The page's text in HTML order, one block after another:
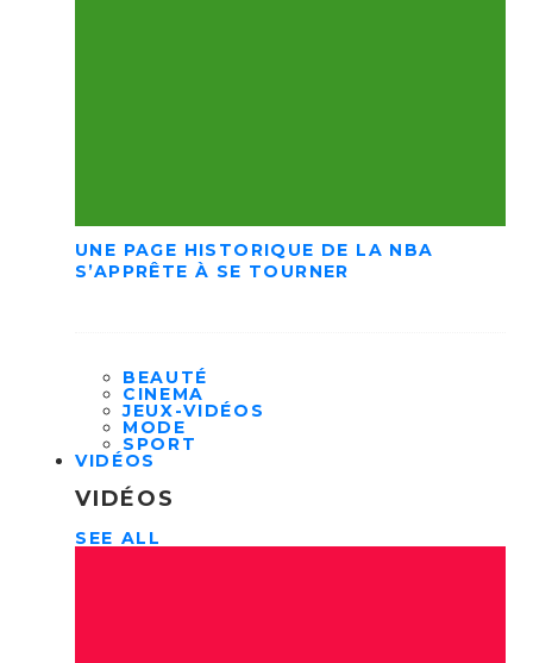
UNE PAGE HISTORIQUE DE LA NBA
S’APPRÊTE À SE TOURNER
BEAUTÉ
CINEMA
JEUX-VIDÉOS
MODE
SPORT
VIDÉOS
VIDÉOS
SEE ALL